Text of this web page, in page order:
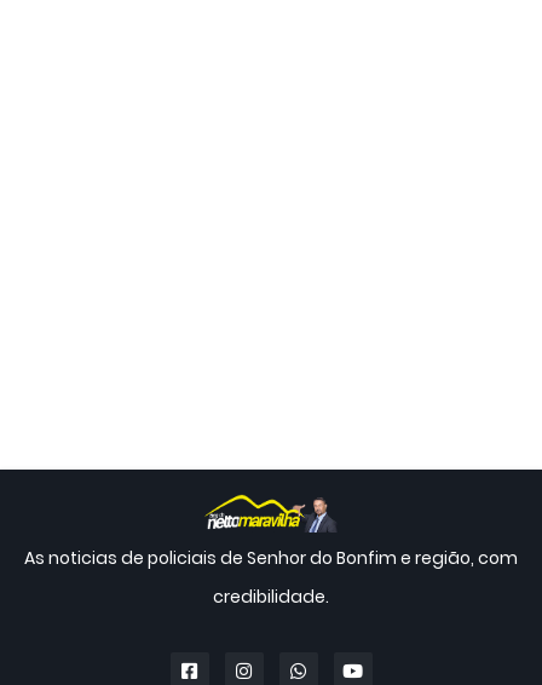
As noticias de policiais de Senhor do Bonfim e região, com
credibilidade.